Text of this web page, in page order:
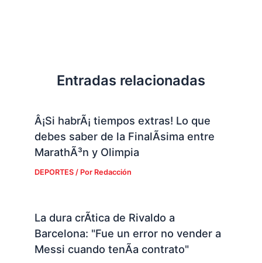
Entradas relacionadas
Â¡Si habrÃ¡ tiempos extras! Lo que
debes saber de la FinalÃ­sima entre
MarathÃ³n y Olimpia
DEPORTES/ Por Redacción
La dura crÃ­tica de Rivaldo a
Barcelona: "Fue un error no vender a
Messi cuando tenÃ­a contrato"